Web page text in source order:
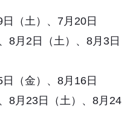
（土）、7月20日
8月2日（土）、8月3日
（金）、8月16日
8月23日（土）、8月24